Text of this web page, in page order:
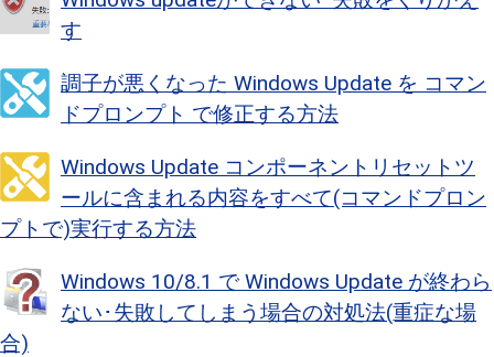
す
調子が悪くなった Windows Update を コマン
ドプロンプト で修正する方法
Windows Update コンポーネントリセットツ
ールに含まれる内容をすべて(コマンドプロン
プトで)実行する方法
Windows 10/8.1 で Windows Update が終わら
ない･失敗してしまう場合の対処法(重症な場
合)